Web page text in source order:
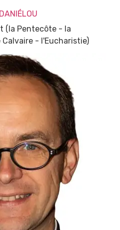
(la Pentecôte - la
- l'Eucharistie)